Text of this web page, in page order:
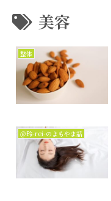
美容
整体
＠玲-rei-のよもやま話